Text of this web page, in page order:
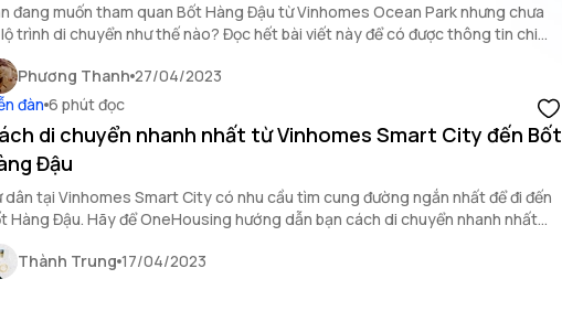
đang muốn tham quan Bốt Hàng Đậu từ Vinhomes Ocean Park nhưng chưa
trình di chuyển như thế nào? Đọc hết bài viết này để có được thông tin chi
cho chuyến đi của bạn!
Phương Thanh 27/04/2023
đàn 6 phút đọc
di chuyển nhanh nhất từ Vinhomes Smart City đến Bốt
Đậu
dân tại Vinhomes Smart City có nhu cầu tìm cung đường ngắn nhất để đi đến
Hàng Đậu. Hãy để OneHousing hướng dẫn bạn cách di chuyển nhanh nhất
địa điểm mong muốn.
Thành Trung 17/04/2023